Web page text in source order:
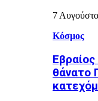
7
Κόσμος
Εβραίος
θάνατο